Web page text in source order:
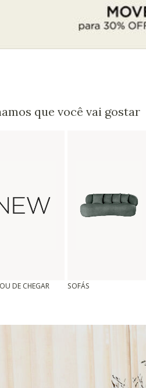
que você vai gostar
DE CHEGAR SOFÁS